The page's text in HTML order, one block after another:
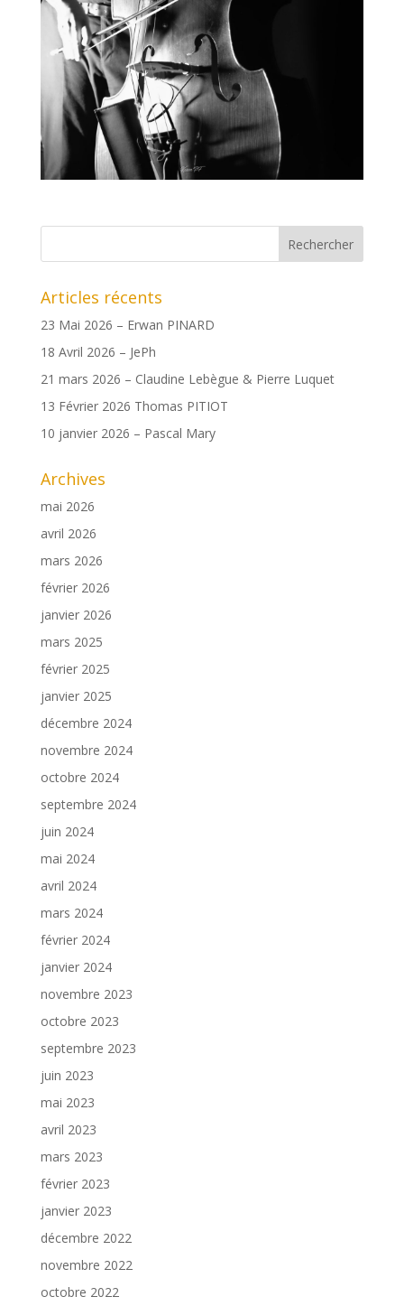
Articles récents
23 Mai 2026 – Erwan PINARD
18 Avril 2026 – JePh
21 mars 2026 – Claudine Lebègue & Pierre Luquet
13 Février 2026 Thomas PITIOT
10 janvier 2026 – Pascal Mary
Archives
mai 2026
avril 2026
mars 2026
février 2026
janvier 2026
mars 2025
février 2025
janvier 2025
décembre 2024
novembre 2024
octobre 2024
septembre 2024
juin 2024
mai 2024
avril 2024
mars 2024
février 2024
janvier 2024
novembre 2023
octobre 2023
septembre 2023
juin 2023
mai 2023
avril 2023
mars 2023
février 2023
janvier 2023
décembre 2022
novembre 2022
octobre 2022